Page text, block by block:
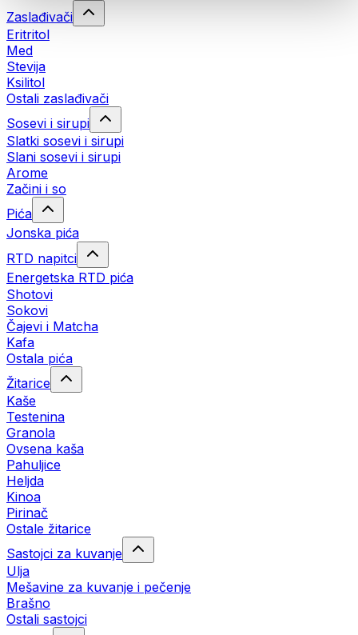
Zaslađivači
Eritritol
Med
Stevija
Ksilitol
Ostali zaslađivači
Sosevi i sirupi
Slatki sosevi i sirupi
Slani sosevi i sirupi
Arome
Začini i so
Pića
Jonska pića
RTD napitci
Energetska RTD pića
Shotovi
Sokovi
Čajevi i Matcha
Kafa
Ostala pića
Žitarice
Kaše
Testenina
Granola
Ovsena kaša
Pahuljice
Heljda
Kinoa
Pirinač
Ostale žitarice
Sastojci za kuvanje
Ulja
Mešavine za kuvanje i pečenje
Brašno
Ostali sastojci